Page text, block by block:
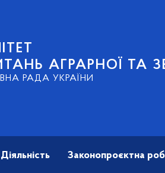
АГРАРНОЇ ТА
РАДА УКРАЇНИ
Діяльність Законопроєктна